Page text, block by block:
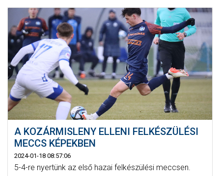
A KOZÁRMISLENY ELLENI FELKÉSZÜLÉSI
MECCS KÉPEKBEN
2024-01-18 08:57:06
5-4-re nyertünk az első hazai felkészülési meccsen.